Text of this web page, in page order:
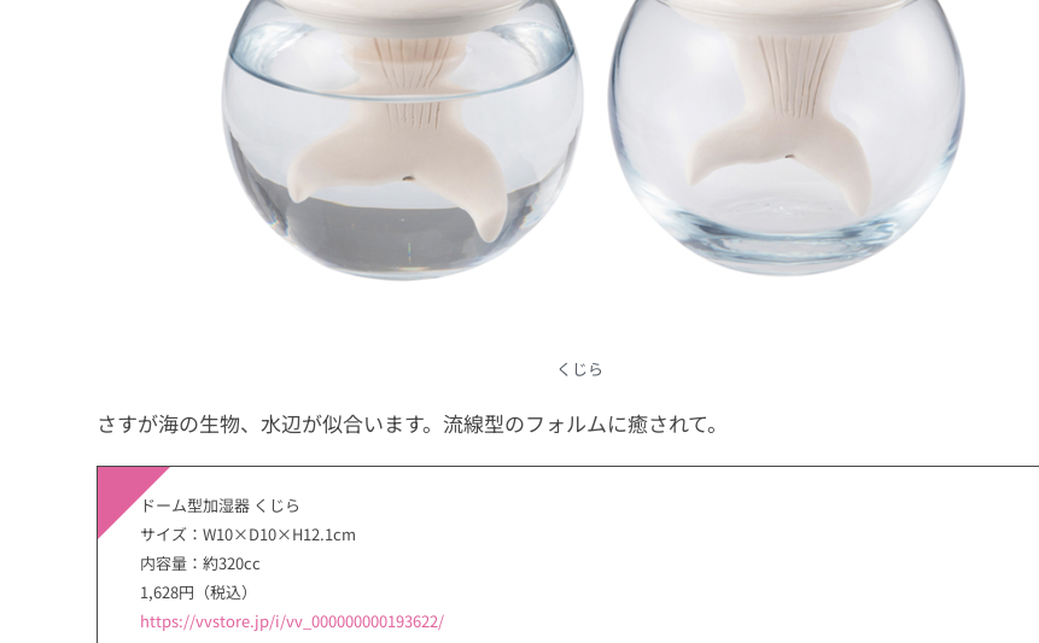
くじら
さすが海の生物、水辺が似合います。流線型のフォルムに癒されて。
ドーム型加湿器 くじら
サイズ：W10×D10×H12.1cm
内容量：約320cc
1,628円（税込）
https://vvstore.jp/i/vv_000000000193622/